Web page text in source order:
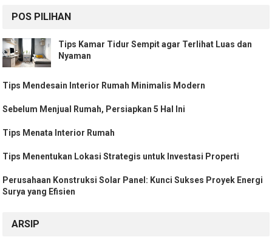
POS PILIHAN
Tips Kamar Tidur Sempit agar Terlihat Luas dan
Nyaman
Tips Mendesain Interior Rumah Minimalis Modern
Sebelum Menjual Rumah, Persiapkan 5 Hal Ini
Tips Menata Interior Rumah
Tips Menentukan Lokasi Strategis untuk Investasi Properti
Perusahaan Konstruksi Solar Panel: Kunci Sukses Proyek Energi
Surya yang Efisien
ARSIP